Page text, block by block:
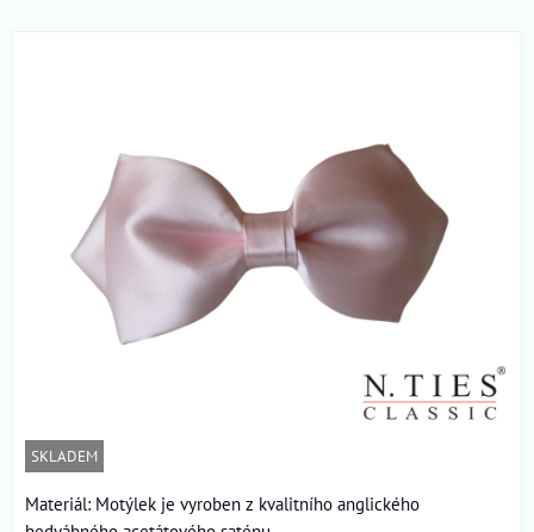
SKLADEM
Materiál: Motýlek je vyroben z kvalitního anglického